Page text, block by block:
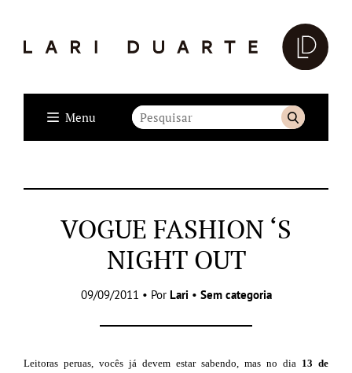
Menu
VOGUE FASHION ‘S
NIGHT OUT
09/09/2011 • Por Lari • Sem categoria
Leitoras peruas, vocês já devem estar sabendo, mas no dia 13 de